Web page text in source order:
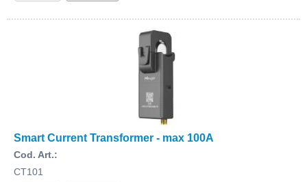
Smart Current Transformer - max 100A
Cod. Art.:
CT101